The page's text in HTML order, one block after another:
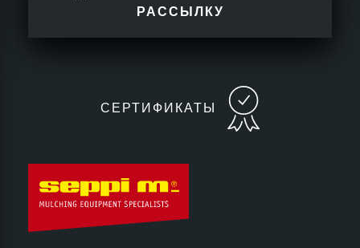
РАССЫЛКУ
СЕРТИФИКАТЫ